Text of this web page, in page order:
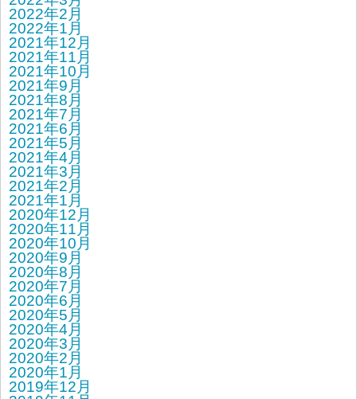
2022年2月
2022年1月
2021年12月
2021年11月
2021年10月
2021年9月
2021年8月
2021年7月
2021年6月
2021年5月
2021年4月
2021年3月
2021年2月
2021年1月
2020年12月
2020年11月
2020年10月
2020年9月
2020年8月
2020年7月
2020年6月
2020年5月
2020年4月
2020年3月
2020年2月
2020年1月
2019年12月